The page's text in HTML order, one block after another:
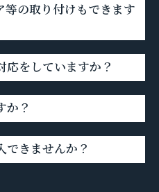
等の取り付けもできます
応をしていますか？
か？
できませんか？